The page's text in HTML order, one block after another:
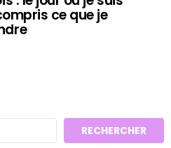
ce que je
RECHERCHER